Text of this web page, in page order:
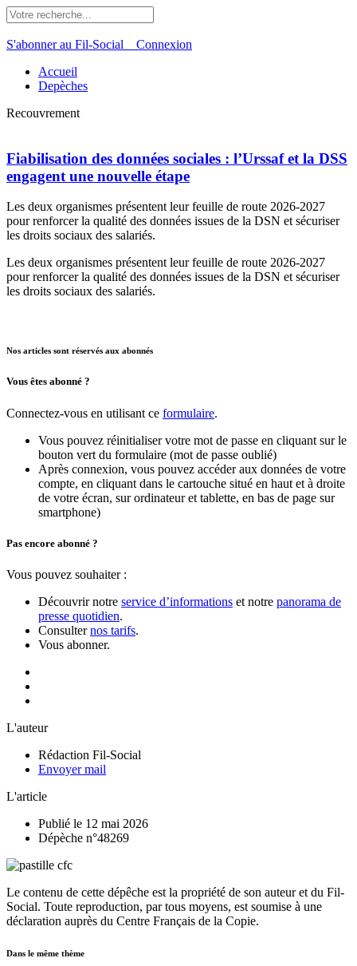
S'abonner au Fil-Social Connexion
Accueil
Depèches
Recouvrement
Fiabilisation des données sociales : l’Urssaf et la DSS
engagent une nouvelle étape
Les deux organismes présentent leur feuille de route 2026-2027
pour renforcer la qualité des données issues de la DSN et sécuriser
les droits sociaux des salariés.
Les deux organismes présentent leur feuille de route 2026-2027
pour renforcer la qualité des données issues de la DSN et sécuriser
les droits sociaux des salariés.
Nos articles sont réservés aux abonnés
Vous êtes abonné ?
Connectez-vous en utilisant ce formulaire.
Vous pouvez réinitialiser votre mot de passe en cliquant sur le
bouton vert du formulaire (mot de passe oublié)
Après connexion, vous pouvez accéder aux données de votre
compte, en cliquant dans le cartouche situé en haut et à droite
de votre écran, sur ordinateur et tablette, en bas de page sur
smartphone)
Pas encore abonné ?
Vous pouvez souhaiter :
Découvrir notre service d’informations et notre panorama de
presse quotidien.
Consulternos tarifs.
Vous abonner.
L'auteur
Rédaction Fil-Social
Envoyer mail
L'article
Publié le 12 mai 2026
Dépèche n°48269
Le contenu de cette dépêche est la propriété de son auteur et du Fil-
Social. Toute reproduction, par tous moyens, est soumise à une
déclaration auprès du Centre Français de la Copie.
Dans le même thème